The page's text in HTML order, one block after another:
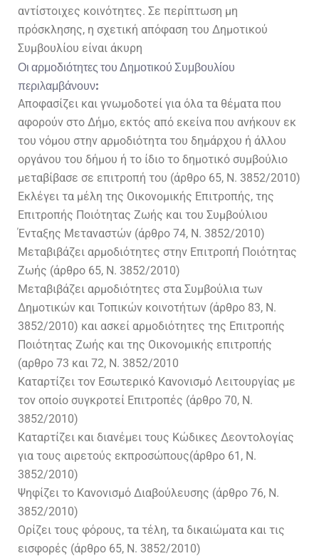
αντίστοιχες κοινότητες. Σε περίπτωση μη
πρόσκλησης, η σχετική απόφαση του Δημοτικού
Συμβουλίου είναι άκυρη
Οι αρμοδιότητες του Δημοτικού Συμβουλίου
περιλαμβάνουν:
Αποφασίζει και γνωμοδοτεί για όλα τα θέματα που
αφορούν στο Δήμο, εκτός από εκείνα που ανήκουν εκ
του νόμου στην αρμοδιότητα του δημάρχου ή άλλου
οργάνου του δήμου ή το ίδιο το δημοτικό συμβούλιο
μεταβίβασε σε επιτροπή του (άρθρο 65, Ν. 3852/2010)
Εκλέγει τα μέλη της Οικονομικής Επιτροπής, της
Επιτροπής Ποιότητας Ζωής και του Συμβούλιου
Ένταξης Μεταναστών (άρθρο 74, Ν. 3852/2010)
Μεταβιβάζει αρμοδιότητες στην Επιτροπή Ποιότητας
Ζωής (άρθρο 65, Ν. 3852/2010)
Μεταβιβάζει αρμοδιότητες στα Συμβούλια των
Δημοτικών και Τοπικών κοινοτήτων (άρθρο 83, Ν.
3852/2010) και ασκεί αρμοδιότητες της Επιτροπής
Ποιότητας Ζωής και της Οικονομικής επιτροπής
(αρθρο 73 και 72, Ν. 3852/2010
Καταρτίζει τον Εσωτερικό Κανονισμό Λειτουργίας με
τον οποίο συγκροτεί Επιτροπές (άρθρο 70, Ν.
3852/2010)
Καταρτίζει και διανέμει τους Κώδικες Δεοντολογίας
για τους αιρετούς εκπροσώπους(άρθρο 61, Ν.
3852/2010)
Ψηφίζει το Κανονισμό Διαβούλευσης (άρθρο 76, Ν.
3852/2010)
Ορίζει τους φόρους, τα τέλη, τα δικαιώματα και τις
εισφορές (άρθρο 65, Ν. 3852/2010)